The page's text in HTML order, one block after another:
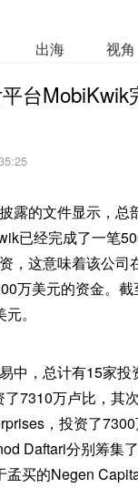
出海 视角
台MobiKwik
露的文件显示，总
已经完成了一笔
，这意味着该公司
万美元的资金。
。
中，总计有15家投
7310万卢比，其
，投资了
Daftari分别筹集
孟买的Negen